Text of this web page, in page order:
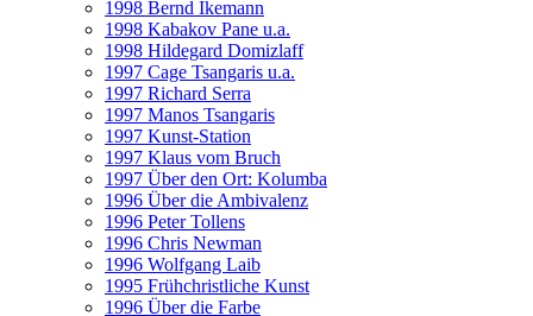
1998 Bernd Ikemann
1998 Kabakov Pane u.a.
1998 Hildegard Domizlaff
1997 Cage Tsangaris u.a.
1997 Richard Serra
1997 Manos Tsangaris
1997 Kunst-Station
1997 Klaus vom Bruch
1997 Über den Ort: Kolumba
1996 Über die Ambivalenz
1996 Peter Tollens
1996 Chris Newman
1996 Wolfgang Laib
1995 Frühchristliche Kunst
1996 Über die Farbe